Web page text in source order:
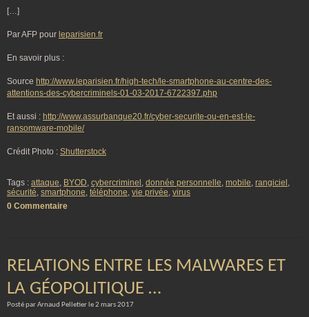
[…]
Par AFP pour leparisien.fr
En savoir plus :
Source http://www.leparisien.fr/high-tech/le-smartphone-au-centre-des-
attentions-des-cybercriminels-01-03-2017-6722397.php
Et aussi : http://www.assurbanque20.fr/cyber-securite-ou-en-est-le-
ransomware-mobile/
Crédit Photo : Shutterstock
Tags : attaque, BYOD, cybercriminel , donnée personnelle, mobile, rangiciel ,
sécurité, smartphone, téléphone, vie privée, virus
0 Commentaire
RELATIONS ENTRE LES MALWARES ET
LA GÉOPOLITIQUE …
Posté par Arnaud Pelletier le 2 mars 2017